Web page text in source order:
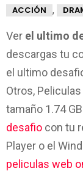
ACCIÓN ,
Ver el ultimo
descargas tu
el ultimo
Otros,
tamaño 1.74
desafio con tu
Player o el
peliculas web